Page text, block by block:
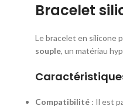
Bracelet
Le bracelet en silicone
souple, un matériau
Compatibilité : Il est